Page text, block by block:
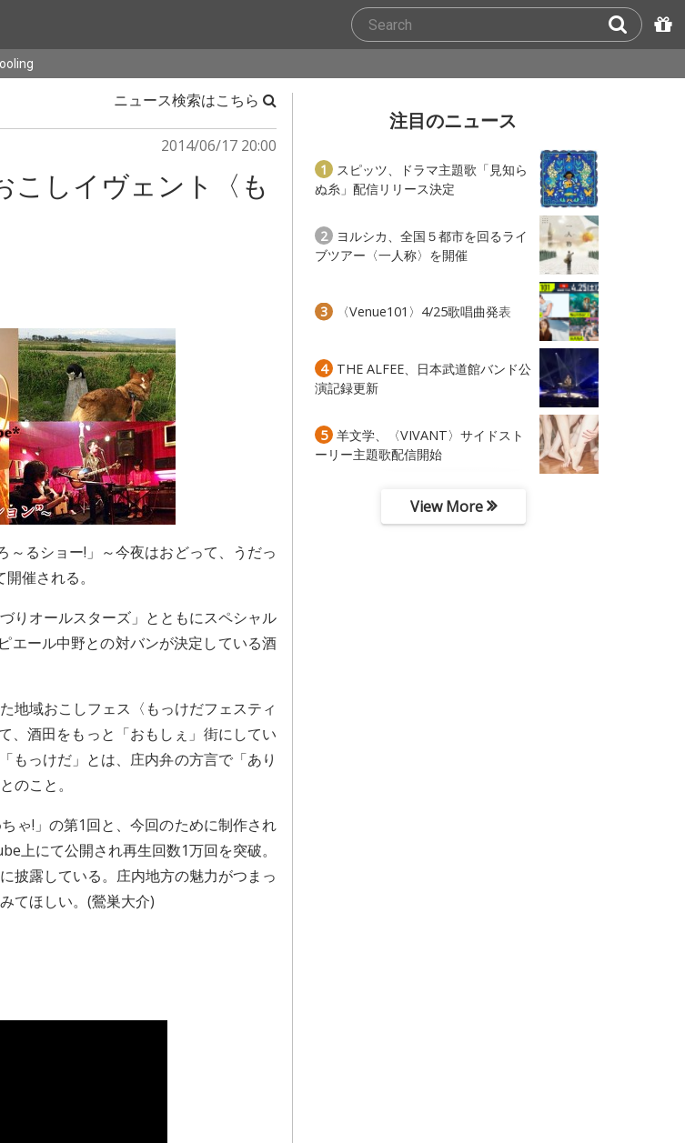
ニュース検索はこちら
2014/06/17 20:00
こしイヴェント〈も
るショー!」～今夜はおどって、うだっ
催される。
りオールスターズ」とともにスペシャル
エール中野との対バンが決定している酒
地域おこしフェス〈もっけだフェスティ
、酒田をもっと「おもしぇ」街にしてい
もっけだ」とは、庄内弁の方言で「あり
のこと。
ゃ!」の第1回と、今回のために制作され
上にて公開され再生回数1万回を突破。
披露している。庄内地方の魅力がつまっ
てほしい。(鶯巣大介)
注目のニュース
1
ぬ糸」配信リリース決定
2
ブツアー〈一人称〉を開催
3 〈Venue101〉4/25歌唱曲発表
4
演記録更新
5
ーリー主題歌配信開始
View More